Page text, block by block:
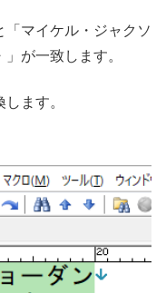
マイケル・ジャクソ
が一致します。
ます。